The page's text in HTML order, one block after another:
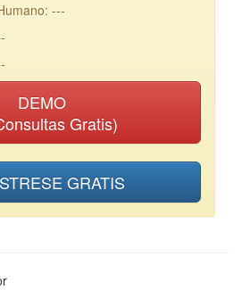
---
DEMO
Gratis)
GRATIS